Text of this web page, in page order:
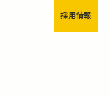
採用情報